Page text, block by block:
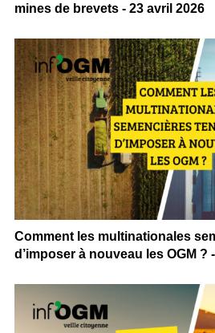
mines de brevets - 23 avril 2026
Comment les multinationales
d’imposer à nouveau les OGM ?